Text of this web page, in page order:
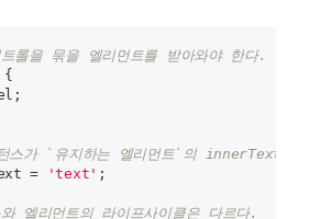
롤을 묶을 엘리먼트를 받아와야 한다.
{
스가 `유지하는 엘리먼트`의 innerText
= 'text' ;
엘리먼트의 라이프사이클은 다르다.